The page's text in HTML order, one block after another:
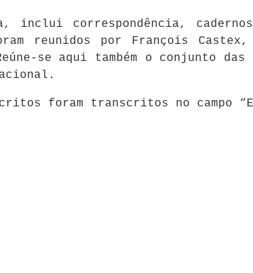
inclui correspondência,
reunidos por François
se aqui também o conjunto
foram transcritos no campo